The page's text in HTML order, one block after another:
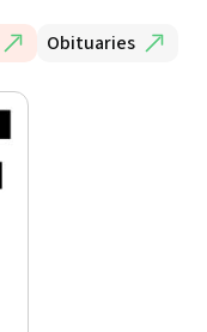
Obituaries